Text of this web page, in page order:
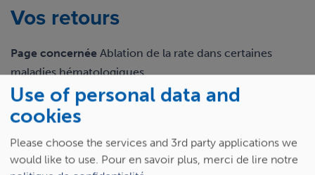
Vos retours
Page concernée Ablation de la rate dans certaines
maladies hématologiques
Email
Retour
Use of personal data and
cookies
Please choose the services and 3rd party applications we
would like to use. Pour en savoir plus, merci de lire notre